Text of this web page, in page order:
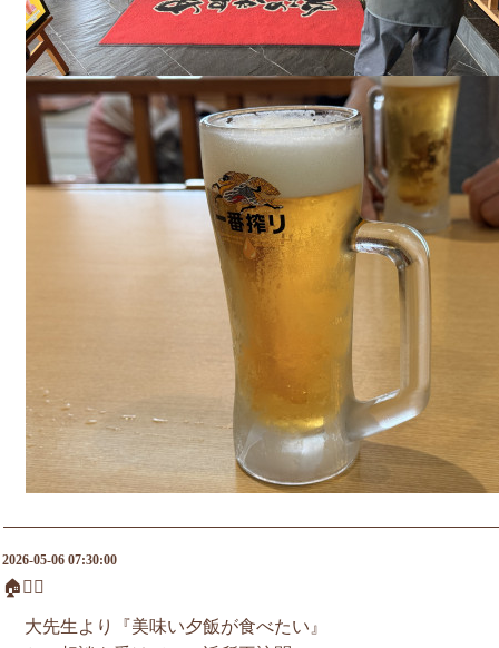
2026-05-06 07:30:00
🏠🚶‍♀️
大先生より『美味い夕飯が食べたい』